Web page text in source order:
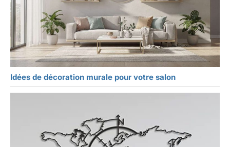
Idées de décoration murale pour votre salon